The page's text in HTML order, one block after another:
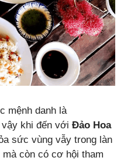
mệnh danh là
khi đến với Đảo Hoa
sức vùng vẫy trong làn
còn có cơ hội tham